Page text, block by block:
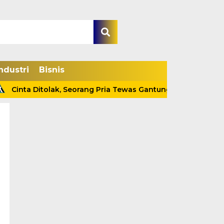
Bisnis
Ditolak, Seorang Pria Tewas Gantung Diri Di Tanjab Barat